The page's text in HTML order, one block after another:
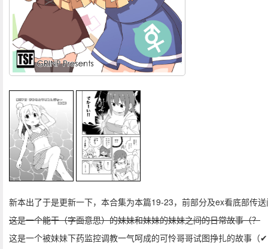
新本出了于是更新一下，本合集为本篇19-23，前部分及ex看底部传
这是一个能干（字面意思）的妹妹和妹妹的妹妹之间的日常故事（？
这是一个被妹妹下药监控调教一气呵成的可怜哥哥试图挣扎的故事（✔